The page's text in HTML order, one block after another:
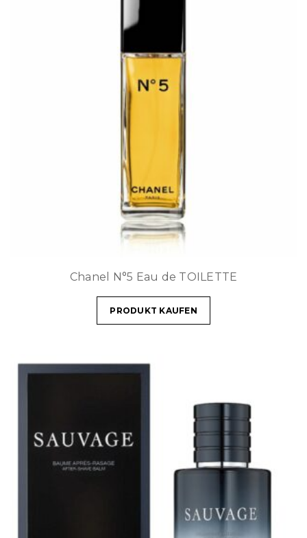
Chanel N°5 Eau de TOILETTE
PRODUKT KAUFEN